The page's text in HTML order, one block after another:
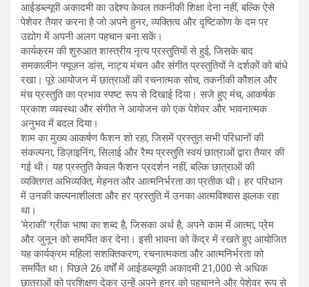
आईडब्ल्यूपी अकादमी का उद्देश्य केवल तकनीकी शिक्षा देना नहीं, बल्कि ऐसे
पेशेवर तैयार करना है जो अपने हुनर, व्यक्तित्व और दृष्टिकोण के दम पर
उद्योग में अपनी अलग पहचान बना सकें।
कार्यक्रम की शुरुआत शास्त्रीय नृत्य प्रस्तुतियों से हुई, जिसके बाद
समकालीन फ्यूज़न डांस, नाट्य मंचन और संगीत प्रस्तुतियों ने दर्शकों को बांधे
रखा। पूरे आयोजन में छात्राओं की रचनात्मक सोच, तकनीकी कौशल और
मंच प्रस्तुति का प्रभाव स्पष्ट रूप से दिखाई दिया। सजे हुए मंच, आकर्षक
प्रकाश व्यवस्था और संगीत ने आयोजन को एक पेशेवर और भावनात्मक
अनुभव में बदल दिया।
शाम का मुख्य आकर्षण फैशन शो रहा, जिसमें प्रस्तुत सभी परिधानों की
संकल्पना, डिज़ाइनिंग, सिलाई और रैम्प प्रस्तुति स्वयं छात्राओं द्वारा तैयार की
गई थी। यह प्रस्तुति केवल फैशन प्रदर्शन नहीं, बल्कि छात्राओं की
व्यक्तिगत अभिव्यक्ति, मेहनत और आत्मनिर्भरता का प्रतीक थी। हर परिधान
में उनकी कल्पनाशीलता और हर प्रस्तुति में उनका आत्मविश्वास झलक रहा
था।
‘मेराकी’ ग्रीक भाषा का शब्द है, जिसका अर्थ है, अपने काम में आत्मा, प्रेम
और जुनून को समर्पित कर देना। इसी भावना को केंद्र में रखते हुए आयोजित
यह कार्यक्रम महिला सशक्तिकरण, रचनात्मकता और आत्मनिर्भरता को
समर्पित था। पिछले 26 वर्षों में आईडब्ल्यूपी अकादमी 21,000 से अधिक
छात्राओं को प्रशिक्षण देकर उन्हें अपने हुनर को पहचानने और पेशेवर रूप से